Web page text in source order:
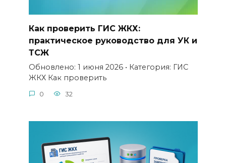
Как проверить ГИС ЖКХ:
практическое руководство для УК и
ТСЖ
Обновлено: 1 июня 2026 • Категория: ГИС
ЖКХ Как проверить
0 32